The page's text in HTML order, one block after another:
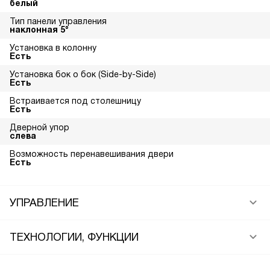
белый
Тип панели управления
наклонная 5°
Установка в колонну
Есть
Установка бок о бок (Side-by-Side)
Есть
Встраивается под столешницу
Есть
Дверной упор
слева
Возможность перенавешивания двери
Есть
УПРАВЛЕНИЕ
ТЕХНОЛОГИИ, ФУНКЦИИ